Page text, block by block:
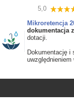
5,0
Mikroretencja
dokumentacja
dotacji.
Dokumentację i
uwzględnieniem